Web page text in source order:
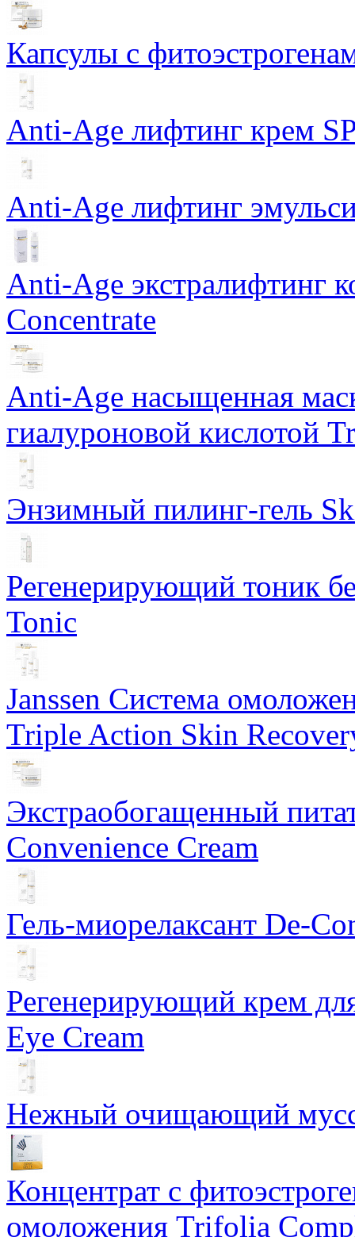
Капсулы с
Anti-Age лифтинг крем
Anti-Age лифтинг
Anti-Age экстралифтинг
Concentrate
Anti-Age насыщенная
гиалуроновой кислотой
Энзимный пилинг-гель
Регенерирующий тоник
Tonic
Janssen Система
Triple Action Skin
Экстраобогащенный
Convenience Cream
Гель-миорелаксант De-
Регенерирующий крем
Eye Cream
Нежный очищающий мусс
Концентрат с
омоложения Trifolia